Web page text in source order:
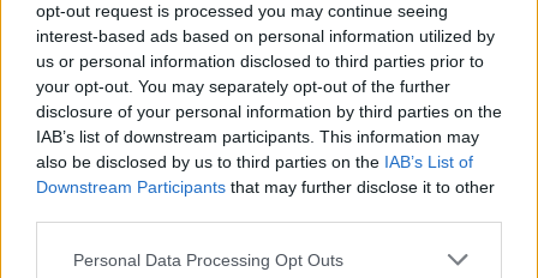
opt-out request is processed you may continue seeing
interest-based ads based on personal information utilized by
us or personal information disclosed to third parties prior to
your opt-out. You may separately opt-out of the further
disclosure of your personal information by third parties on the
IAB’s list of downstream participants. This information may
also be disclosed by us to third parties on the IAB’s List of
Downstream Participants that may further disclose it to other
Please note that this website/app uses one or more Google
Personal Data Processing Opt Outs
Ελαχιστοποίηση χρήσης πλαστικού, με
τουλάχιστον 30% του πλαστικού κατά μέσο
όρο να προέρχεται από ανακυκλωμένες
πηγές και να είναι ανακυκλώσιμο (πχ R-PET)
και το υπόλοιπο από καθαρό 100%
ανακυκλώσιμο πλαστικό.